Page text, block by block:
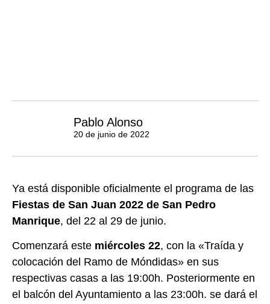
Pablo Alonso
20 de junio de 2022
Ya está disponible oficialmente el programa de las
Fiestas de San Juan 2022 de San Pedro
Manrique, del 22 al 29 de junio.
Comenzará este miércoles 22, con la «Traída y
colocación del Ramo de Móndidas» en sus
respectivas casas a las 19:00h. Posteriormente en
el balcón del Ayuntamiento a las 23:00h. se dará el